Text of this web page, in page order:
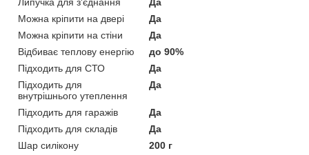
Можна кріпити на двері
Да
Можна кріпити на стіни
Да
Відбиває теплову енергію
до 90%
Підходить для СТО
Да
Підходить для
внутрішнього утеплення
Да
Підходить для гаражів
Да
Підходить для складів
Да
Шар силікону
200 г